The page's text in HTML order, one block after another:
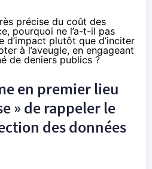
précise du coût des
pourquoi ne l’a-t-il pas
d’impact plutôt que d’inciter
à l’aveugle, en engageant
de deniers publics ?
en premier lieu
» de rappeler le
des données